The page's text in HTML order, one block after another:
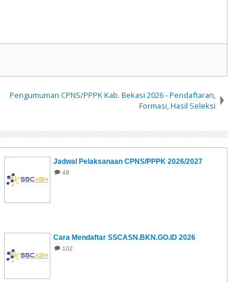
Pengumuman CPNS/PPPK Kab. Bekasi 2026 - Pendaftaran,
Formasi, Hasil Seleksi
Jadwal Pelaksanaan CPNS/PPPK 2026/2027
48
Cara Mendaftar SSCASN.BKN.GO.ID 2026
102